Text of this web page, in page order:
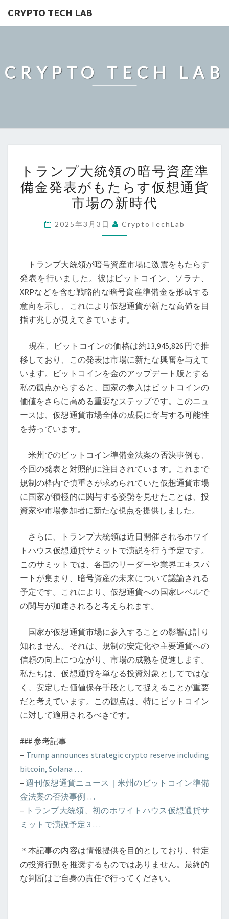
CRYPTO TECH LAB
CRYPTO TECH LAB
ラ
ン
プ
統
暗
号
資
産
準
金
発
表
が
も
た
す
仮
想
通
貨
場
の
新
時
代
トランプ大統領の暗号資産準
備金発表がもたらす仮想通貨
市場の新時代
2025年3月3日 CryptoTechLab
トランプ大統領が暗号資産市場に激震をもたらす
発表を行いました。彼はビットコイン、ソラナ、
XRPなどを含む戦略的な暗号資産準備金を形成する
意向を示し、これにより仮想通貨が新たな高値を目
指す兆しが見えてきています。
現在、ビットコインの価格は約13,945,826円で推
移しており、この発表は市場に新たな興奮を与えて
います。ビットコインを金のアップデート版とする
私の観点からすると、国家の参入はビットコインの
価値をさらに高める重要なステップです。このニュ
ースは、仮想通貨市場全体の成長に寄与する可能性
を持っています。
米州でのビットコイン準備金法案の否決事例も、
今回の発表と対照的に注目されています。これまで
規制の枠内で慎重さが求められていた仮想通貨市場
に国家が積極的に関与する姿勢を見せたことは、投
資家や市場参加者に新たな視点を提供しました。
さらに、トランプ大統領は近日開催されるホワイ
トハウス仮想通貨サミットで演説を行う予定です。
このサミットでは、各国のリーダーや業界エキスパ
ートが集まり、暗号資産の未来について議論される
予定です。これにより、仮想通貨への国家レベルで
の関与が加速されると考えられます。
国家が仮想通貨市場に参入することの影響は計り
知れません。それは、規制の安定化や主要通貨への
信頼の向上につながり、市場の成熟を促進します。
私たちは、仮想通貨を単なる投資対象としてではな
く、安定した価値保存手段として捉えることが重要
だと考えています。この観点は、特にビットコイン
に対して適用されるべきです。
### 参考記事
– Trump announces strategic crypto reserve including
bitcoin, Solana …
–週刊仮想通貨ニュース｜米州のビットコイン準備
金法案の否決事例 …
– トランプ大統領、初のホワイトハウス仮想通貨サ
ミットで演説予定 3 …
＊本記事の内容は情報提供を目的としており、特定
の投資行動を推奨するものではありません。最終的
な判断はご自身の責任で行ってください。